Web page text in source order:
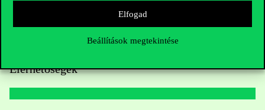
Elfogad
Beállítások megtekintése
Elérhetőségek